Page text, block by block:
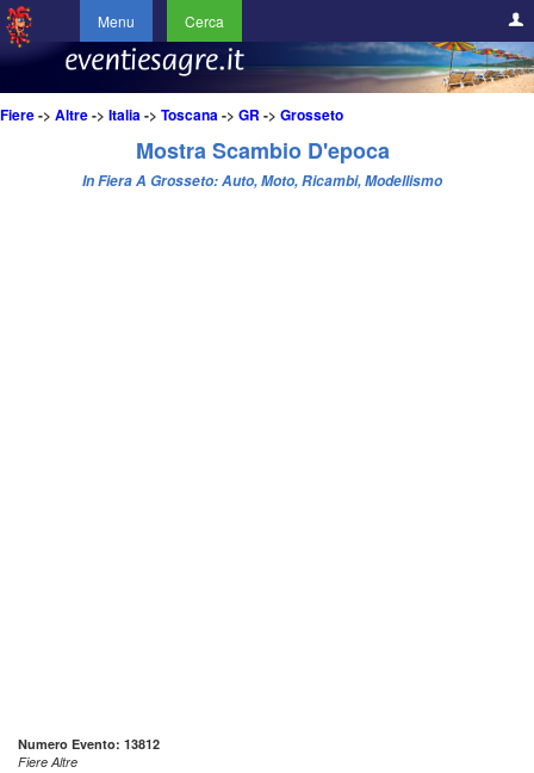
Menu Cerca
Fiere-> Altre-> Italia-> Toscana-> GR -> Grosseto
Mostra Scambio D'epoca
In Fiera A Grosseto: Auto, Moto, Ricambi, Modellismo
Numero Evento: 13812
Fiere Altre